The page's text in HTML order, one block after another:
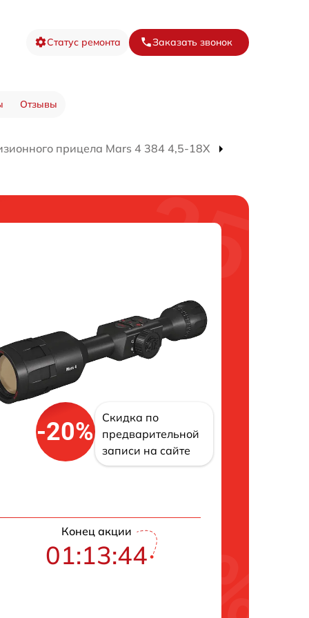
Статус ремонта Заказать звонок
Отзывы
прицела Mars 4 384 4,5-18X
-20%
Скидка по
предварительной
записи на сайте
Конец акции
01:13:43